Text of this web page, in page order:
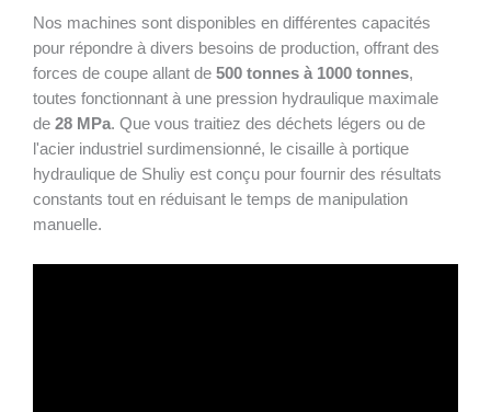
Nos machines sont disponibles en différentes capacités
pour répondre à divers besoins de production, offrant des
forces de coupe allant de 500 tonnes à 1000 tonnes,
toutes fonctionnant à une pression hydraulique maximale
de 28 MPa. Que vous traitiez des déchets légers ou de
l'acier industriel surdimensionné, le cisaille à portique
hydraulique de Shuliy est conçu pour fournir des résultats
constants tout en réduisant le temps de manipulation
manuelle.